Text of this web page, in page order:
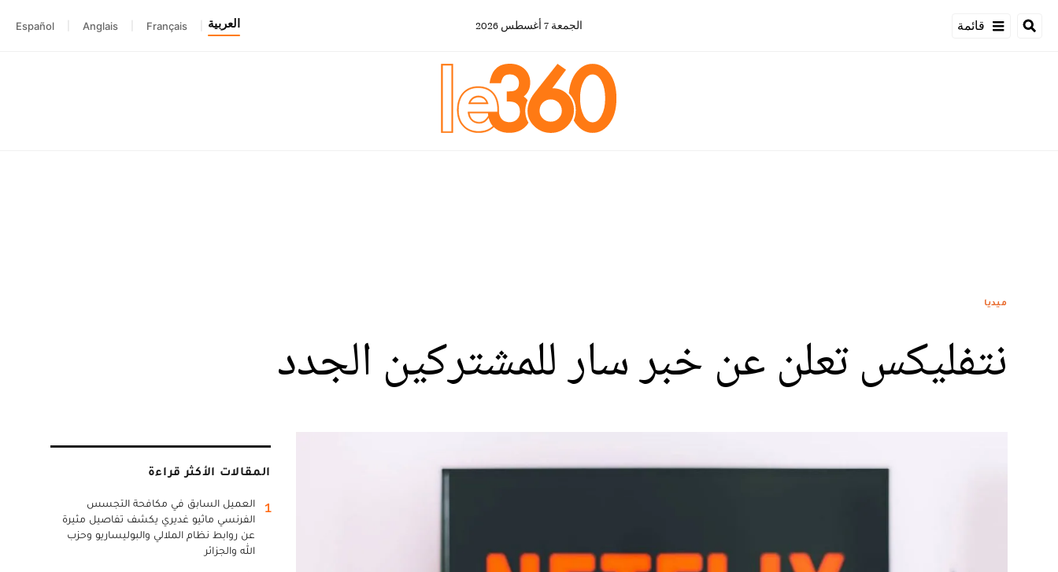
قائمة الجمعة 7 أغسطس 2026 العربية Français
Anglais
Español
ميديا
نتفليكس تعلن عن خبر سار للمشتركين الجدد
المقالات الأكثر قراءة
1
العميل السابق في مكافحة التجسس
الفرنسي ماثيو غديري يكشف تفاصيل مثيرة
عن روابط نظام الملالي والبوليساريو وحزب
الله والجزائر